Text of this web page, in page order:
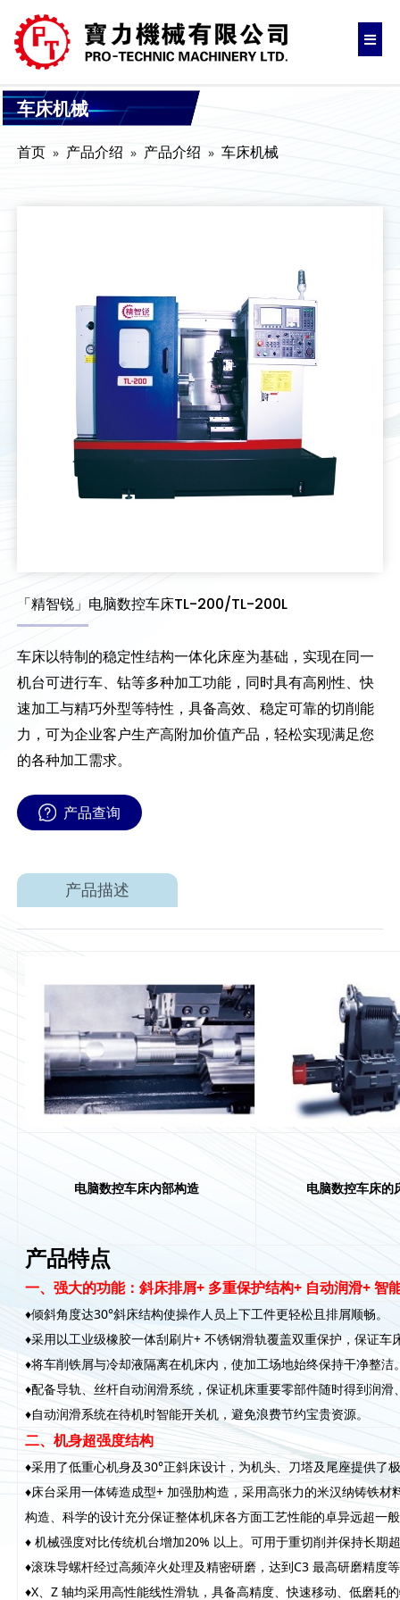
车床机械
首页 产品介绍 产品介绍 车床机械
「精智锐」电脑数控车床TL-200/TL-200L
车床以特制的稳定性结构一体化床座为基础，实现在同一
机台可进行车、钻等多种加工功能，同时具有高刚性、快
速加工与精巧外型等特性，具备高效、稳定可靠的切削能
力，可为企业客户生产高附加价值产品，轻松实现满足您
的各种加工需求。
产品查询
产品描述
电脑数控车床内部构造 电脑数控车床的
产品特点
一、强大的功能：斜床排屑+ 多重保护结构+ 自动润滑+ 智
♦倾斜角度达30°斜床结构使操作人员上下工件更轻松且排屑顺畅。
♦采用以工业级橡胶一体刮刷片+ 不锈钢滑轨覆盖双重保护，保证车
♦将车削铁屑与冷却液隔离在机床内，使加工场地始终保持干净整洁
♦配备导轨、丝杆自动润滑系统，保证机床重要零部件随时得到润
♦自动润滑系统在待机时智能开关机，避免浪费节约宝贵资源。
二、机身超强度结构
♦采用了低重心机身及30°正斜床设计，为机头、刀塔及尾座提供了
♦床台采用一体铸造成型+ 加强肋构造，采用高张力的米汉纳铸铁
构造、科学的设计充分保证整体机床各方面工艺性能的卓异远超一
♦ 机械强度对比传统机台增加20% 以上。可用于重切削并保持长期
♦滚珠导螺杆经过高频淬火处理及精密研磨，达到C3 最高研磨精度
♦X、Z 轴均采用高性能线性滑轨，具备高精度、快速移动、低磨耗